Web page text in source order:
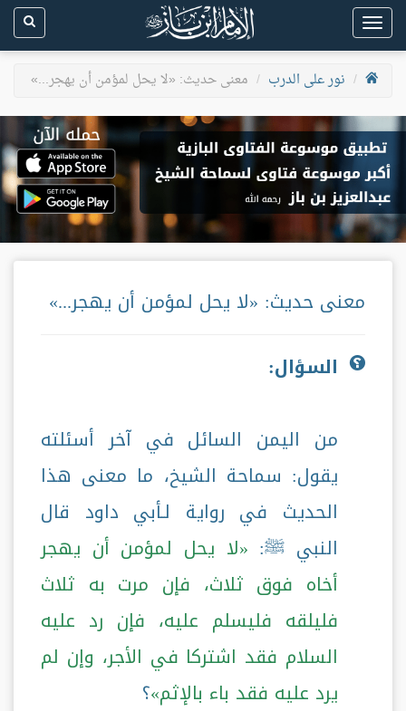
Toggle
navigation
نور على الدرب
معنى حديث: «لا يحل لمؤمن أن يهجر...»
معنى حديث: «لا يحل لمؤمن أن يهجر...»
السؤال:
من اليمن السائل في آخر أسئلته
يقول: سماحة الشيخ، ما معنى هذا
الحديث في رواية لـأبي داود قال
النبي ﷺ:
لا يحل لمؤمن أن يهجر
أخاه فوق ثلاث، فإن مرت به ثلاث
فليلقه فليسلم عليه، فإن رد عليه
السلام فقد اشتركا في الأجر، وإن لم
يرد عليه فقد باء بالإثم ؟